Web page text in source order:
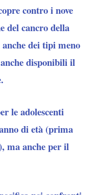
contro i nove
del cancro della
dei tipi meno
disponibili il
le adolescenti
di età (prima
ma anche per il